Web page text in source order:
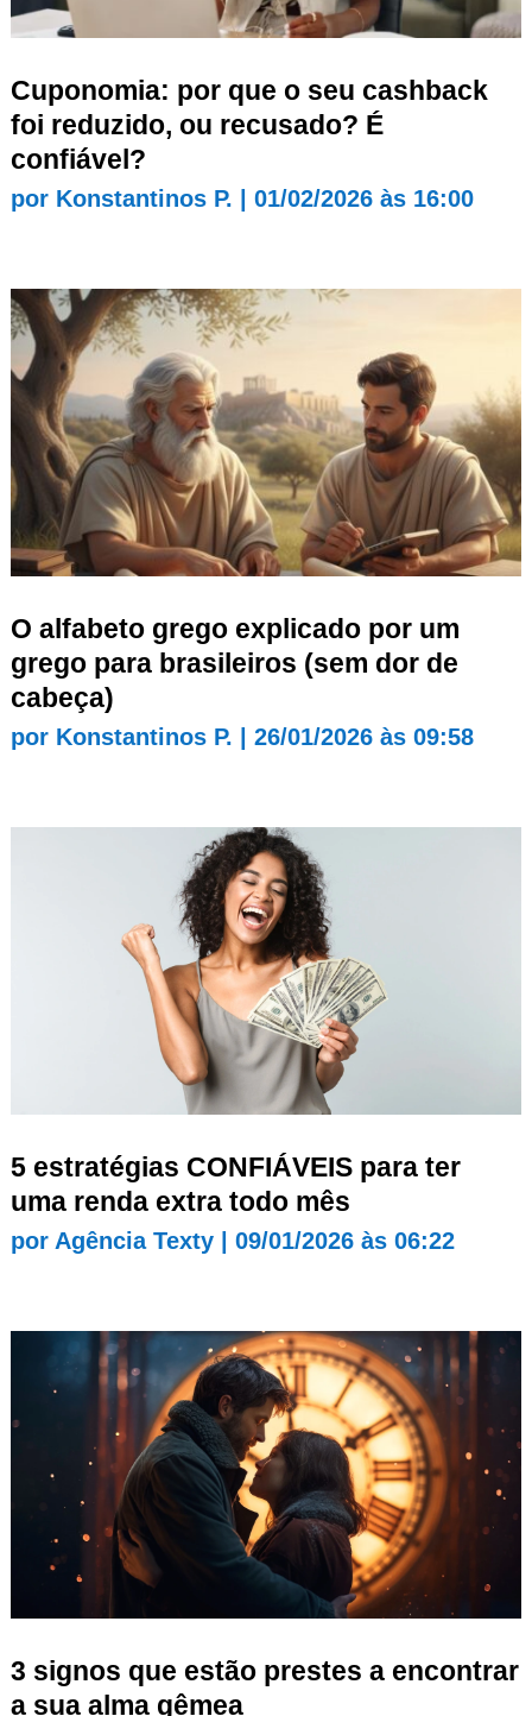
Cuponomia: por que o seu cashback
foi reduzido, ou recusado? É
confiável?
por Konstantinos P. 01/02/2026 às 16:00
O alfabeto grego explicado por um
grego para brasileiros (sem dor de
cabeça)
por Konstantinos P. 26/01/2026 às 09:58
5 estratégias CONFIÁVEIS para ter
uma renda extra todo mês
por Agência Texty| 09/01/2026 às 06:22
3 signos que estão prestes a encontrar
a sua alma gêmea